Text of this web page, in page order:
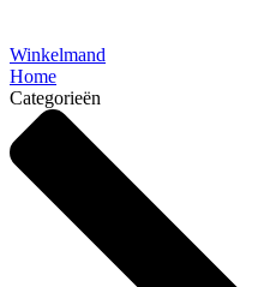
Winkelmand
Home
Categorieën